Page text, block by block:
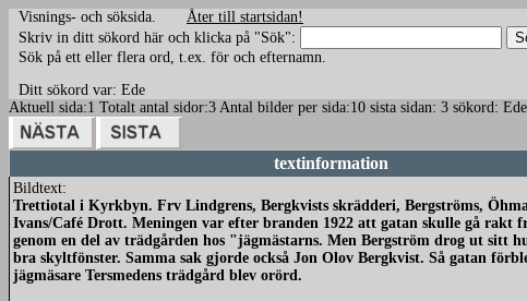
Visnings- och söksida. Åter till startsidan!
Skriv in ditt sökord här och klicka på "Sök":
Sök på ett eller flera ord, t.ex. för och efternamn.
Ditt sökord var: Ede
Aktuell sida:1 Totalt antal sidor:3 Antal bilder per sida:10 sista sidan: 3 sökord:
textinformation
Bildtext:
Trettiotal i Kyrkbyn. Frv Lindgrens, Bergkvists skrädderi, Bergströms,
Ivans/Café Drott. Meningen var efter branden 1922 att gatan skulle gå rakt
genom en del av trädgården hos "jägmästarns. Men Bergström drog ut sitt
bra skyltfönster. Samma sak gjorde också Jon Olov Bergkvist. Så gatan
jägmäsare Tersmedens trädgård blev orörd.